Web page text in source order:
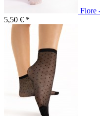
Fiore
5,50 € *